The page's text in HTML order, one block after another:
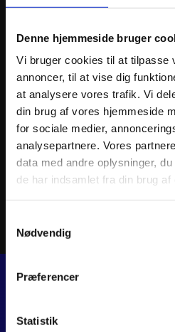
Denne hjemmeside bruger
Vi bruger cookies til at tilpasse
annoncer, til at vise dig
at analysere vores trafik. Vi
din brug af vores hjemmeside
for sociale medier,
analysepartnere. Vores
data med andre oplysninger,
de har indsamlet fra din brug af
Nødvendig
Præferencer
Statistik
ATHENA OIL FILTER
102kr.
inkl. moms
ATHENA
OIL
FILTER
antal
Tilføj
Dalagervej 6C